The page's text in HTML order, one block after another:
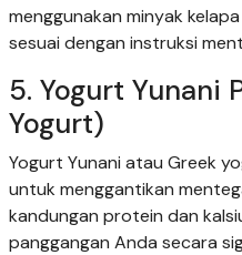
menggunakan minyak
sesuai dengan instruksi
5. Yogurt Yunani
Yogurt)
Yogurt Yunani atau Greek
untuk menggantikan
kandungan protein dan
panggangan Anda secara